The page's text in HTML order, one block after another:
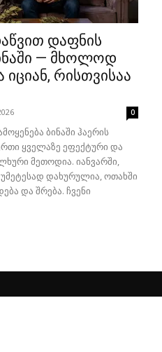
დაფნის
— მხოლოდ
რისთვისაა
0
ბინაში ჰაერის
ყველაზე ეფექტური და
მეთოდია. იანვარში,
დახურულია, ოთახში
და შრება. ჩვენი